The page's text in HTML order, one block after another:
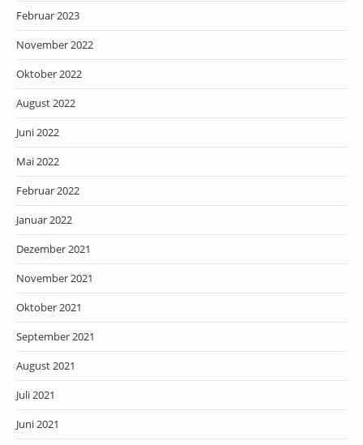
Februar 2023
November 2022
Oktober 2022
August 2022
Juni 2022
Mai 2022
Februar 2022
Januar 2022
Dezember 2021
November 2021
Oktober 2021
September 2021
August 2021
Juli 2021
Juni 2021